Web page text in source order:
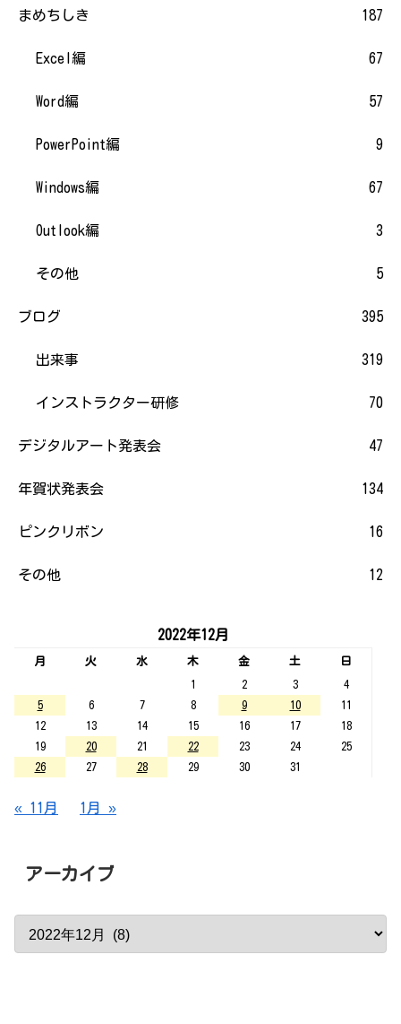
まめちしき 187
Excel編 67
Word編 57
PowerPoint編 9
Windows編 67
Outlook編 3
その他 5
ブログ 395
出来事 319
インストラクター研修 70
デジタルアート発表会 47
年賀状発表会 134
ピンクリボン 16
その他 12
2022年12月
月 火 水 木 金 土
日
1
2 3
4
5
6 7 8 9 10
11
12
13 14 15 16 17
18
19
20 21 22 23 24
25
26
27 28 29 30 31
« 11月 1月 »
アーカイブ